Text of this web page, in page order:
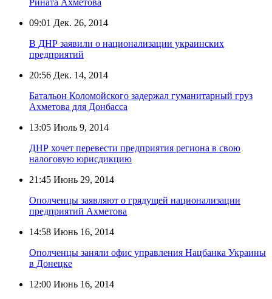
Рината Ахметова
09:01 Дек. 26, 2014
В ДНР заявили о национализации украинских
предприятий
20:56 Дек. 14, 2014
Батальон Коломойского задержал гуманитарный груз
Ахметова для Донбасса
13:05 Июль 9, 2014
ДНР хочет перевести предприятия региона в свою
налоговую юрисдикцию
21:45 Июнь 29, 2014
Ополченцы заявляют о грядущей национализации
предприятий Ахметова
14:58 Июнь 16, 2014
Ополченцы заняли офис управления Нацбанка Украины
в Донецке
12:00 Июнь 16, 2014